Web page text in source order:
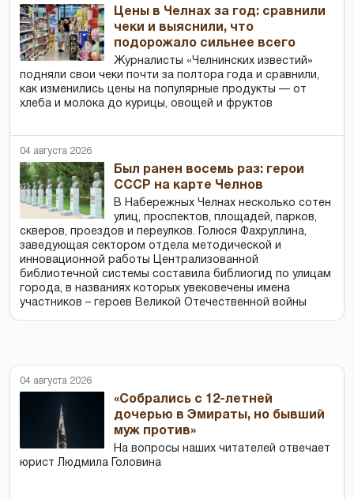
Цены в Челнах за год: сравнили
чеки и выяснили, что
подорожало сильнее всего
Журналисты «Челнинских известий»
подняли свои чеки почти за полтора года и сравнили,
как изменились цены на популярные продукты — от
хлеба и молока до курицы, овощей и фруктов
04 августа 2026
Был ранен восемь раз: герои
СССР на карте Челнов
В Набережных Челнах несколько сотен
улиц, проспектов, площадей, парков,
скверов, проездов и переулков. Голюся Фахруллина,
заведующая сектором отдела методической и
инновационной работы Централизованной
библиотечной системы составила библиогид по улицам
города, в названиях которых увековечены имена
участников – героев Великой Отечественной войны
04 августа 2026
«Собрались с 12-летней
дочерью в Эмираты, но бывший
муж против»
На вопросы наших читателей отвечает
юрист Людмила Головина